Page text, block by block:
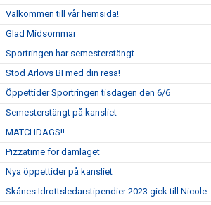
Välkommen till vår hemsida!
Glad Midsommar
Sportringen har semesterstängt
Stöd Arlövs BI med din resa!
Öppettider Sportringen tisdagen den 6/6
Semesterstängt på kansliet
MATCHDAGS!!
Pizzatime för damlaget
Nya öppettider på kansliet
Skånes Idrottsledarstipendier 2023 gick till Nicole